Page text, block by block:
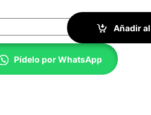
ACME Capado quantity
Añadir
Pídelo por WhatsApp